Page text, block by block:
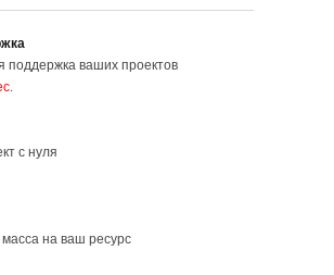
поддержка ваших проектов
.
с нуля
на ваш ресурс